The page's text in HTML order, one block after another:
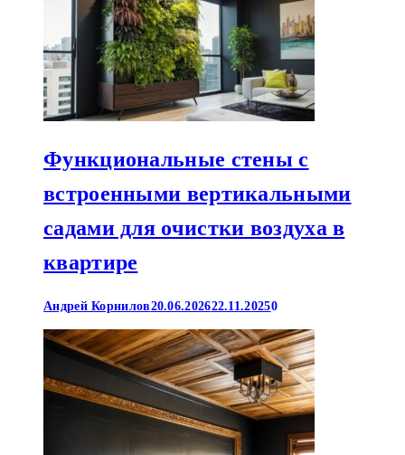
Функциональные стены с
встроенными вертикальными
садами для очистки воздуха в
квартире
Андрей Корнилов20.06.202622.11.20250